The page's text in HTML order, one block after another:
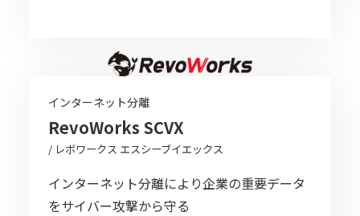
インターネット分離
RevoWorks SCVX
/ レボワークス エスシーブイエックス
インターネット分離により企業の重要データ
をサイバー攻撃から守る